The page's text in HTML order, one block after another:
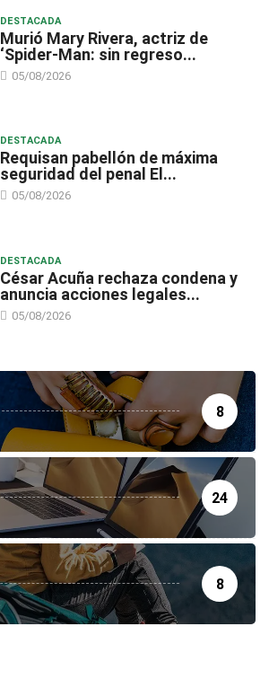
DESTACADA
Murió Mary Rivera, actriz de
‘Spider-Man: sin regreso...
05/08/2026
DESTACADA
Requisan pabellón de máxima
seguridad del penal El...
05/08/2026
DESTACADA
César Acuña rechaza condena y
anuncia acciones legales...
05/08/2026
8
24
8